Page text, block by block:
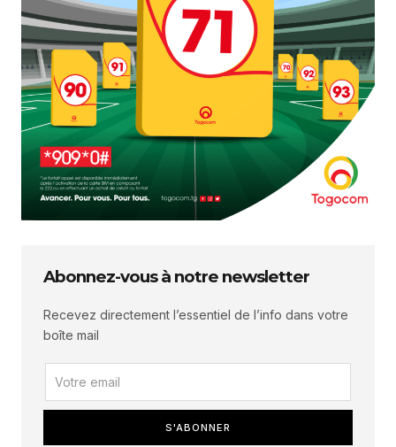
Abonnez-vous à notre newsletter
Recevez directement l’essentiel de l’info dans votre
boîte mail
S'ABONNER